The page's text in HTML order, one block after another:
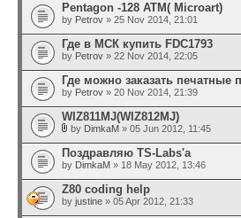
Pentagon -128 ATM( Microart)
by Petrov » 25 Nov 2014, 21:01
Где в МСК купить FDC1793
by Petrov » 22 Nov 2014, 22:05
Где можно заказать печатные
by Petrov » 20 Nov 2014, 21:39
WIZ811MJ(WIZ812MJ)
by DimkaM » 05 Jun 2012, 11:45
Поздравляю TS-Labs'а
by DimkaM » 18 May 2012, 13:46
Z80 coding help
by justine » 05 Apr 2012, 21:33